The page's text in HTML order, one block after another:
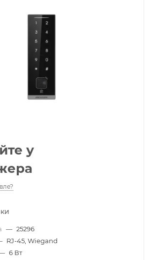
у
— 25296
RJ-45, Wiegand
6 Вт